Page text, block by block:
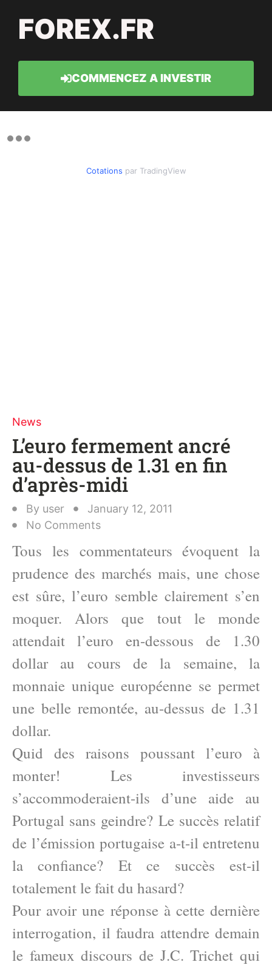
FOREX.FR
COMMENCEZ A INVESTIR
Cotations par TradingView
News
L’euro fermement ancré
au-dessus de 1.31 en fin
d’après-midi
By user
January 12, 2011
No Comments
Tous les commentateurs évoquent la
prudence des marchés mais, une chose
est sûre, l’euro semble clairement s’en
moquer. Alors que tout le monde
attendait l’euro en-dessous de 1.30
dollar au cours de la semaine, la
monnaie unique européenne se permet
une belle remontée, au-dessus de 1.31
dollar.
Quid des raisons poussant l’euro à
monter! Les investisseurs
s’accommoderaient-ils d’une aide au
Portugal sans geindre? Le succès relatif
de l’émission portugaise a-t-il entretenu
la confiance? Et ce succès est-il
totalement le fait du hasard?
Pour avoir une réponse à cette dernière
interrogation, il faudra attendre demain
le fameux discours de J.C. Trichet qui